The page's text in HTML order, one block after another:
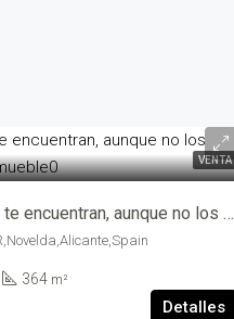
VENTA
¡ Hay lugares que te encuentran, aunque no los busques! – opt00697-7569
364 m²
Detalles